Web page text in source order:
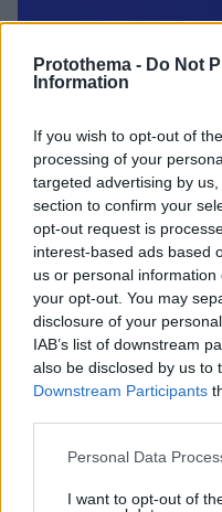
Protothema - Do Not
Information
If you wish to opt-out of
processing of your
targeted advertising by
section to confirm your
opt-out request is
interest-based ads based
us or personal
your opt-out. You may
disclosure of your
IAB’s list of downstream
also be disclosed by us to
Downstream Participants
Please note that this
not limited to your visit or
Personal Data
I want to opt-out of
Μυτιληναίος: Η Ευρώπη